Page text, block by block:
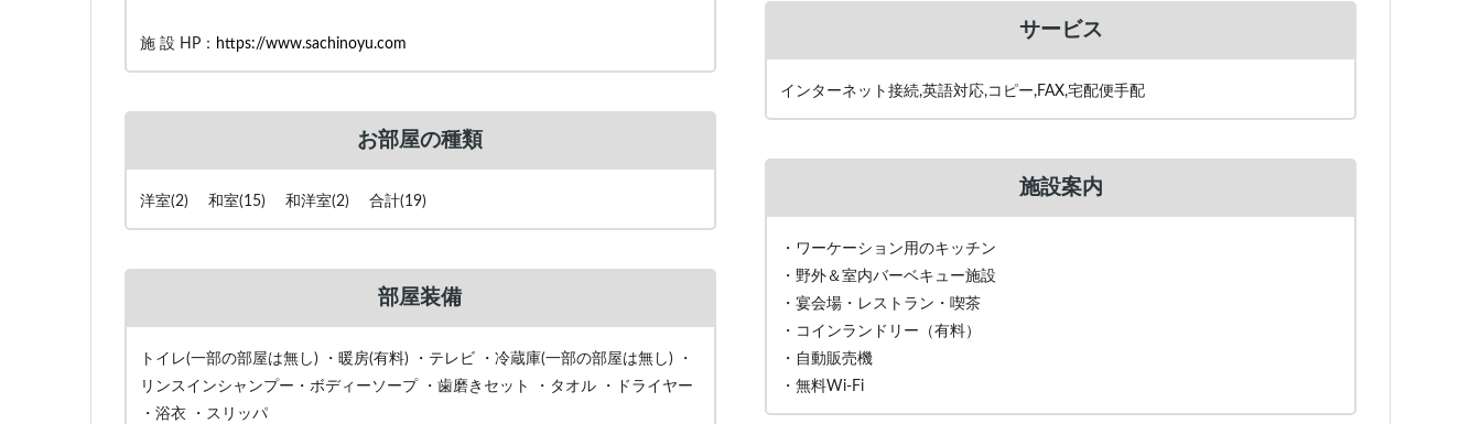
施 設 HP： https://www.sachinoyu.com
お部屋の種類
洋室(2) 和室(15) 和洋室(2) 合計(19)
部屋装備
トイレ(一部の部屋は無し) ・暖房(有料) ・テレビ ・冷蔵庫(一部の部屋は無し) ・
リンスインシャンプー・ボディーソープ ・歯磨きセット ・タオル ・ドライヤー
・浴衣 ・スリッパ
サービス
インターネット接続,英語対応,コピー,FAX,宅配便手配
施設案内
・ワーケーション用のキッチン
・野外＆室内バーベキュー施設
・宴会場・レストラン・喫茶
・コインランドリー（有料）
・自動販売機
・無料Wi-Fi